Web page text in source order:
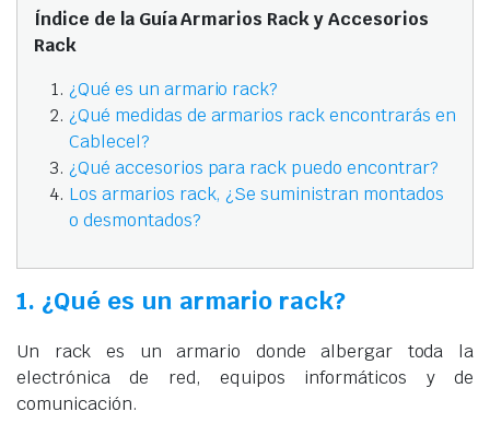
Índice de la Guía Armarios Rack y Accesorios
Rack
¿Qué es un armario rack?
¿Qué medidas de armarios rack encontrarás en
Cablecel?
¿Qué accesorios para rack puedo encontrar?
Los armarios rack, ¿Se suministran montados
o desmontados?
1. ¿Qué es un armario rack?
Un rack es un armario donde albergar toda la
electrónica de red, equipos informáticos y de
comunicación.